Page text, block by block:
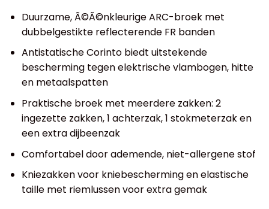
Duurzame, Ã©Ã©nkleurige ARC-broek met
dubbelgestikte reflecterende FR banden
Antistatische Corinto biedt uitstekende
bescherming tegen elektrische vlambogen, hitte
en metaalspatten
Praktische broek met meerdere zakken: 2
ingezette zakken, 1 achterzak, 1 stokmeterzak en
een extra dijbeenzak
Comfortabel door ademende, niet-allergene stof
Kniezakken voor kniebescherming en elastische
taille met riemlussen voor extra gemak